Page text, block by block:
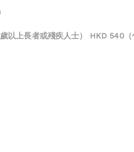
上長者或殘疾人士） HKD 540（